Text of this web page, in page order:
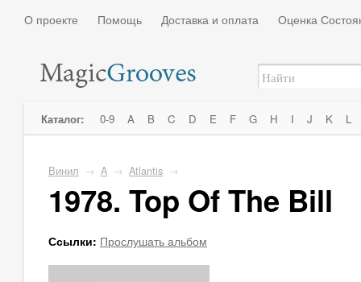
О проекте Помощь Доставка и оплата Оценка
Каталог: 0-9 A B C D E F G H I J K L
Винил → A → Atlantis →
1978. Top Of The Bill
Ссылки: Прослушать альбом